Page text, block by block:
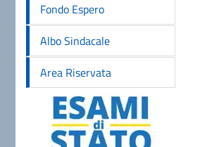
Fondo Espero
Albo Sindacale
Area Riservata